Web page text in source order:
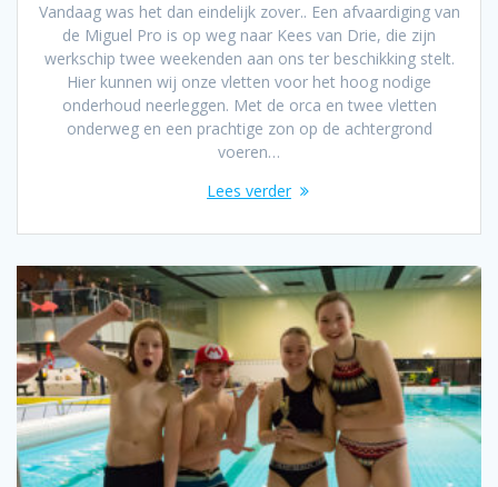
Vandaag was het dan eindelijk zover.. Een afvaardiging van
de Miguel Pro is op weg naar Kees van Drie, die zijn
werkschip twee weekenden aan ons ter beschikking stelt.
Hier kunnen wij onze vletten voor het hoog nodige
onderhoud neerleggen. Met de orca en twee vletten
onderweg en een prachtige zon op de achtergrond
voeren…
Lees verder